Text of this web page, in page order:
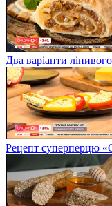
Два варіанти
Рецепт суперперцю